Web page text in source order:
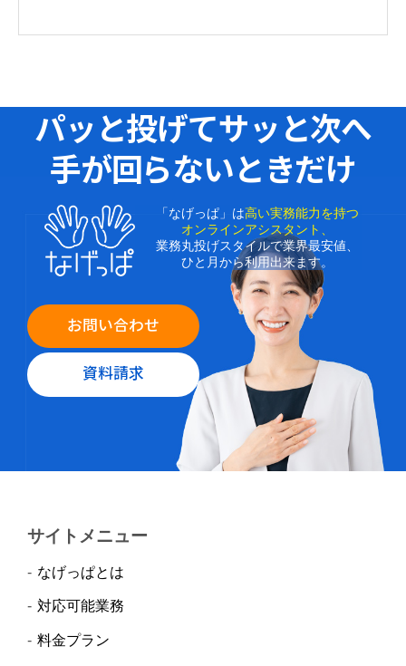
パッと投げてサッと次へ
手が回らないときだけ
「なげっぱ」は高い実務能力を持つ
オンラインアシスタント、
業務丸投げスタイルで業界最安値、
ひと月から利用出来ます。
お問い合わせ
資料請求
サイトメニュー
なげっぱとは
対応可能業務
料金プラン